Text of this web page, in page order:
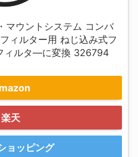
マウントシステム コンバ
ィルター用 ねじ込み式フ
ィルタ―に変換 326794
楽天
ョッピング